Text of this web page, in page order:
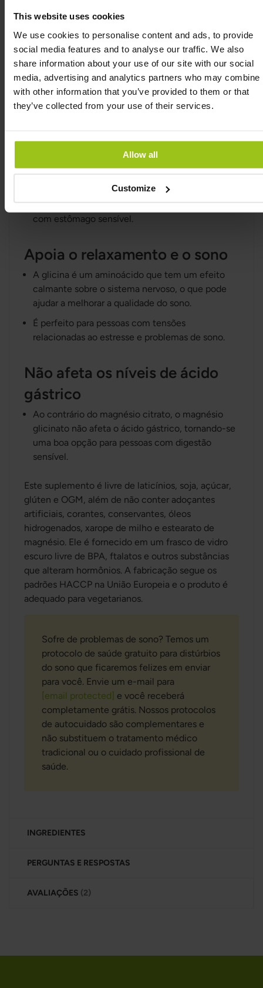
This website uses cookies
We use cookies to personalise content and ads, to provide
social media features and to analyse our traffic. We also
share information about your use of our site with our social
media, advertising and analytics partners who may combine
with other information that you’ve provided to them or that
they’ve collected from your use of their services.
Allow all
Customize
frequentemente possui baixa biodisponibilidade.
Graças à sua forma quelada, ele é mais
facilmente absorvido pelo corpo sem causar
desconforto gástrico.
O magnésio citrato e o magnésio óxido podem
ter um efeito laxante, o que pode ser
desconfortável para algumas pessoas.
O magnésio glicinato é uma das formas mais
suaves e é bem tolerado, mesmo por pessoas
com estômago sensível.
Apoia o relaxamento e o sono
A glicina é um aminoácido que tem um efeito
calmante sobre o sistema nervoso, o que pode
ajudar a melhorar a qualidade do sono.
É perfeito para pessoas com tensões
relacionadas ao estresse e problemas de sono.
Não afeta os níveis de ácido
gástrico
Ao contrário do magnésio citrato, o magnésio
glicinato não afeta o ácido gástrico, tornando-se
uma boa opção para pessoas com digestão
sensível.
Este suplemento é livre de laticínios, soja, açúcar,
glúten e OGM, além de não conter adoçantes
artificiais, corantes, conservantes, óleos
hidrogenados, xarope de milho e estearato de
magnésio. Ele é fornecido em um frasco de vidro
escuro livre de BPA, ftalatos e outros substâncias
que alteram hormônios. A fabricação segue os
padrões HACCP na União Europeia e o produto é
adequado para vegetarianos.
Sofre de problemas de sono? Temos um
protocolo de saúde gratuito para distúrbios
do sono que ficaremos felizes em enviar
para você. Envie um e-mail para
[email protected] e você receberá
completamente grátis. Nossos protocolos
de autocuidado são complementares e
não substituem o tratamento médico
tradicional ou o cuidado profissional de
saúde.
INGREDIENTES
PERGUNTAS E RESPOSTAS
AVALIAÇÕES 2